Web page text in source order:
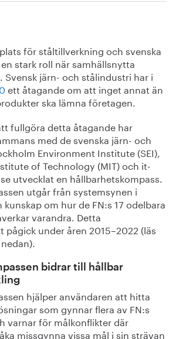
för ståltillverkning och svenska
stark roll när samhällsnytta
Svensk järn- och stålindustri har i
ett åtagande om att inget annat än
ska lämna företagen.
fullgöra detta åtagande har
med de svenska järn- och
Environment Institute (SEI),
of Technology (MIT) och it-
utvecklat en hållbarhetskompass.
utgår från systemsynen i
om hur de FN:s 17 odelbara
varandra. Detta
pågick under åren 2015–2022 (läs
bidrar till hållbar
hjälper användaren att hitta
som gynnar flera av FN:s
varnar för målkonflikter där
missgynna vissa mål i sin strävan